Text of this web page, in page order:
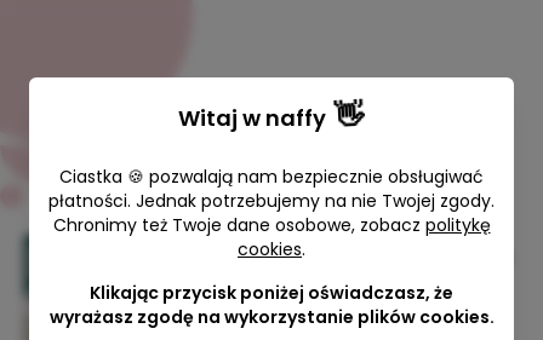
Checklista - jak przygotować się
do pierwszego tańca
Agnieszka Płonka
Witaj w naffy 👋
Ciastka 🍪 pozwalają nam bezpiecznie obsługiwać
płatności. Jednak potrzebujemy na nie Twojej zgody.
Chronimy też Twoje dane osobowe, zobacz politykę
cookies.
Klikając przycisk poniżej oświadczasz, że
wyrażasz zgodę na wykorzystanie plików cookies.